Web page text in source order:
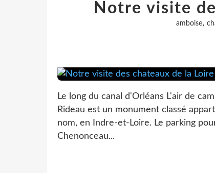
Notre visite
amboise,
Le long du canal d'Orléans L'air de
Rideau est un monument classé
nom, en Indre-et-Loire. Le parking
Chenonceau...